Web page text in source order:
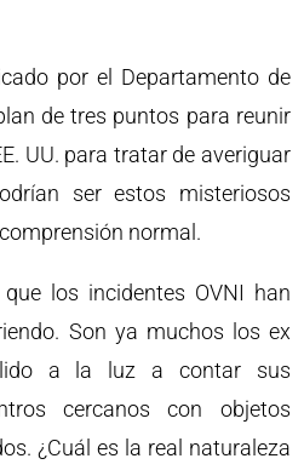
por el Departamento de
de tres puntos para reunir
UU. para tratar de averiguar
ser estos misteriosos
normal.
los incidentes OVNI han
Son ya muchos los ex
a la luz a contar sus
cercanos con objetos
¿Cuál es la real naturaleza